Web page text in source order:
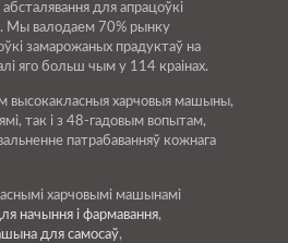
для апрацоўкі
Мы валодаем 70% рынку
замарожаных прадуктаў на
яго больш чым у 114 краінах.
высокакласныя харчовыя машыны,
так і з 48-гадовым вопытам,
патрабаванняў кожнага
харчовымі машынамі
начыння і фармавання,
для самосаў,